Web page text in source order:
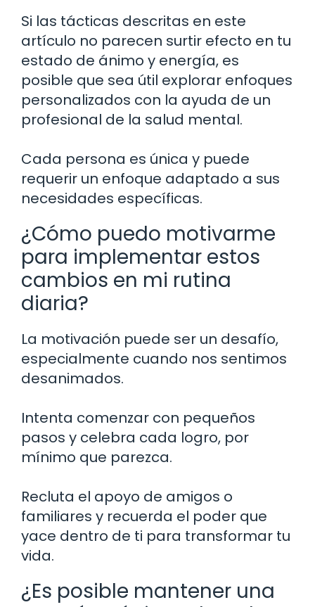
Si las tácticas descritas en este
artículo no parecen surtir efecto en tu
estado de ánimo y energía, es
posible que sea útil explorar enfoques
personalizados con la ayuda de un
profesional de la salud mental.
Cada persona es única y puede
requerir un enfoque adaptado a sus
necesidades específicas.
¿Cómo puedo motivarme
para implementar estos
cambios en mi rutina
diaria?
La motivación puede ser un desafío,
especialmente cuando nos sentimos
desanimados.
Intenta comenzar con pequeños
pasos y celebra cada logro, por
mínimo que parezca.
Recluta el apoyo de amigos o
familiares y recuerda el poder que
yace dentro de ti para transformar tu
vida.
¿Es posible mantener una